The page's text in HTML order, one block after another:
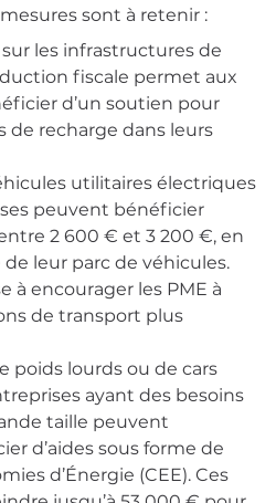
sont à retenir :
sur les infrastructures de
fiscale permet aux
d’un soutien pour
de recharge dans leurs
utilitaires électriques
peuvent bénéficier
2 600 € et 3 200 €, en
leur parc de véhicules.
à encourager les PME à
de transport plus
poids lourds ou de cars
ayant des besoins
taille peuvent
d’aides sous forme de
d’Énergie (CEE). Ces